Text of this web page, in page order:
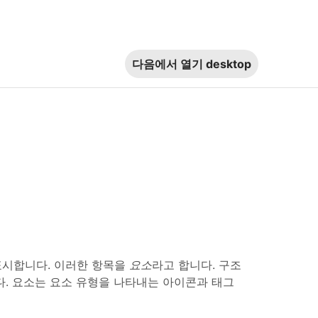
다음에서 열기 desktop
합니다. 이러한 항목을 요소라고 합니다. 구조
요소는 요소 유형을 나타내는 아이콘과 태그